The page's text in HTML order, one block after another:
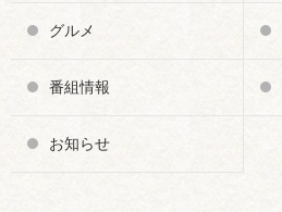
グルメ
番組情報
お知らせ